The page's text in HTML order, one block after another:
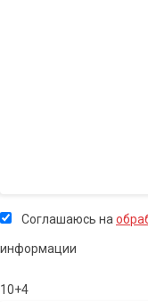
Соглашаюсь на
информации
10+4